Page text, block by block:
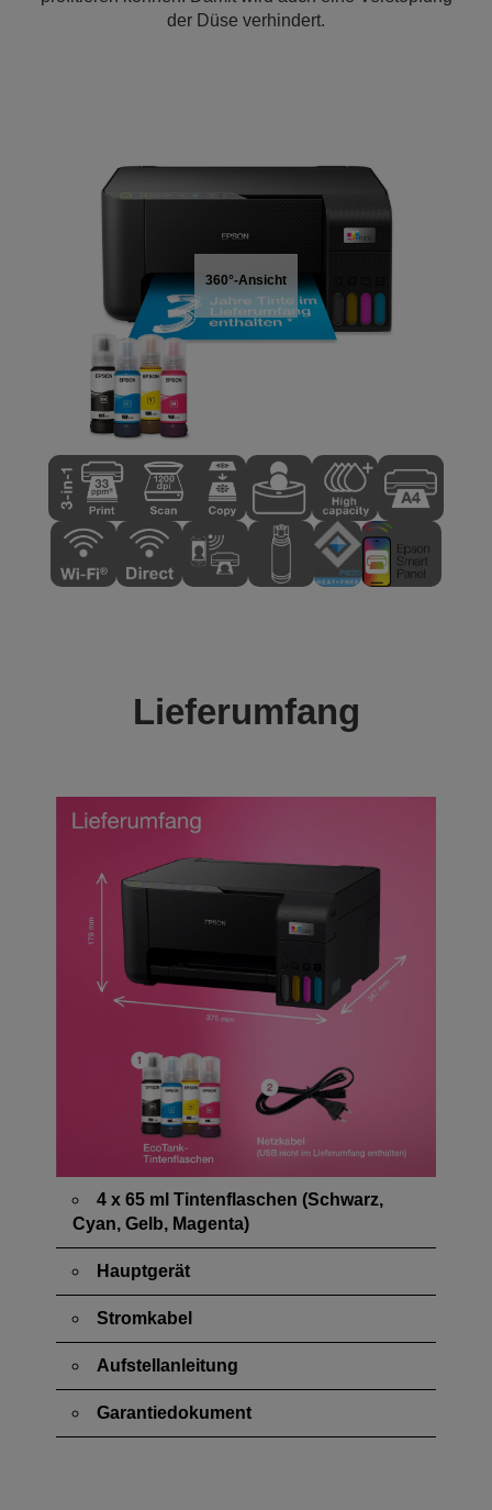
der Düse verhindert.
360°-Ansicht
Lieferumfang
4 x 65 ml Tintenflaschen (Schwarz,
Cyan, Gelb, Magenta)
Hauptgerät
Stromkabel
Aufstellanleitung
Garantiedokument